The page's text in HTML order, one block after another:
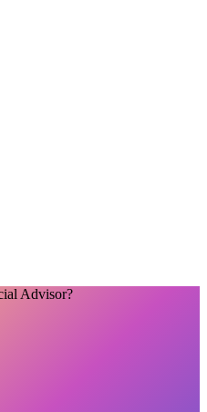
Advisor?